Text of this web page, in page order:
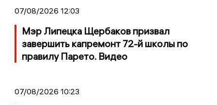
07/08/2026 12:03
Мэр Липецка Щербаков призвал
завершить капремонт 72-й школы по
правилу Парето. Видео
07/08/2026 10:23